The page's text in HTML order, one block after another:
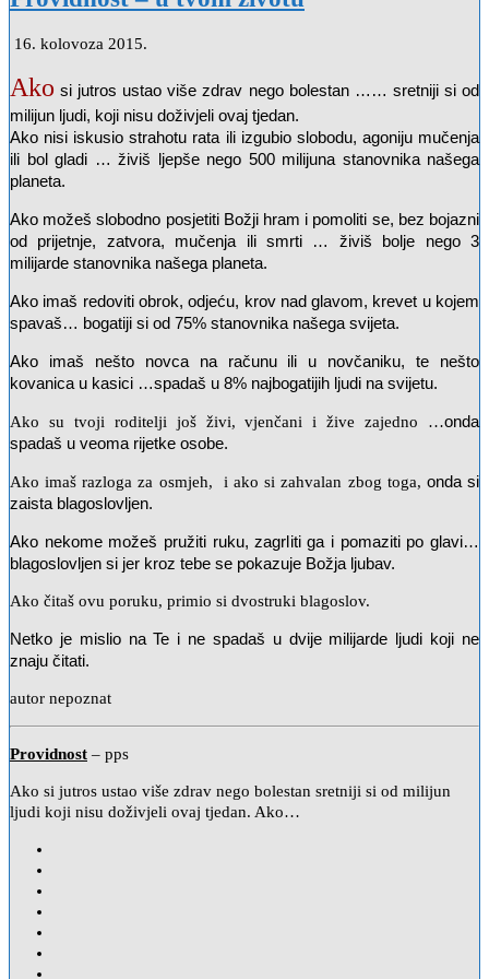
16. kolovoza 2015.
Ako si jutros ustao više zdrav nego bolestan …… sretniji si od
milijun ljudi, koji nisu doživjeli ovaj tjedan.
Ako nisi iskusio strahotu rata ili izgubio slobodu, agoniju mučenja
ili bol gladi … živiš ljepše nego 500 milijuna stanovnika našega
planeta.
Ako možeš slobodno posjetiti Božji hram i pomoliti se, bez bojazni
od prijetnje, zatvora, mučenja ili smrti … živiš bolje nego 3
milijarde stanovnika našega planeta.
Ako imaš redoviti obrok, odjeću, krov nad glavom, krevet u kojem
spavaš… bogatiji si od 75% stanovnika našega svijeta.
Ako imaš nešto novca na računu ili u novčaniku, te nešto
kovanica u kasici …spadaš u 8% najbogatijih ljudi na svijetu.
Ako su tvoji roditelji još živi, vjenčani i žive zajedno …onda
spadaš u veoma rijetke osobe.
Ako imaš razloga za osmjeh, i ako si zahvalan zbog toga, onda si
zaista blagoslovljen.
Ako nekome možeš pružiti ruku, zagrliti ga i pomaziti po glavi…
blagoslovljen si jer kroz tebe se pokazuje Božja ljubav.
Ako čitaš ovu poruku, primio si dvostruki blagoslov.
Netko je mislio na Te i ne spadaš u dvije milijarde ljudi koji ne
znaju čitati.
autor nepoznat
Providnost – pps
Ako si jutros ustao više zdrav nego bolestan sretniji si od milijun
ljudi koji nisu doživjeli ovaj tjedan. Ako…